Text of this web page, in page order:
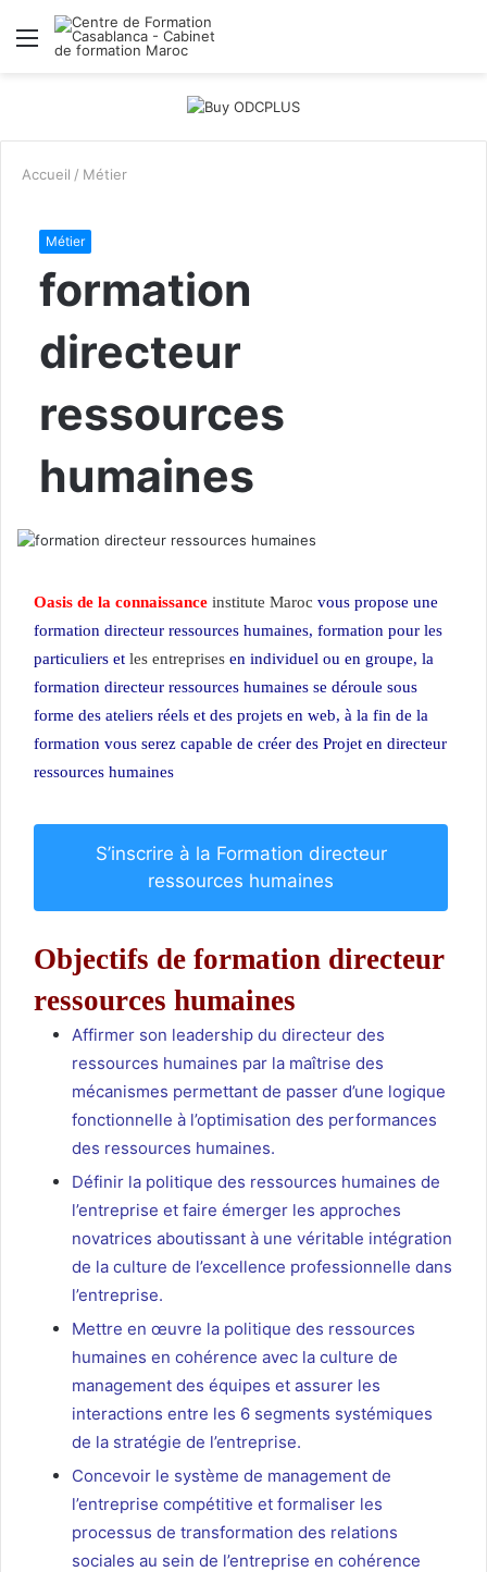
Menu
Accueil / Métier
Métier
formation
directeur
ressources
humaines
Oasis de la connaissance institute Maroc vous propose une
formation directeur ressources humaines, formation pour les
particuliers et les entreprises en individuel ou en groupe, la
formation directeur ressources humaines se déroule sous
forme des ateliers réels et des projets en web, à la fin de la
formation vous serez capable de créer des Projet en directeur
ressources humaines
S’inscrire à la Formation directeur
ressources humaines
Objectifs de formation directeur
ressources humaines
Affirmer son leadership du directeur des
ressources humaines par la maîtrise des
mécanismes permettant de passer d’une logique
fonctionnelle à l’optimisation des performances
des ressources humaines.
Définir la politique des ressources humaines de
l’entreprise et faire émerger les approches
novatrices aboutissant à une véritable intégration
de la culture de l’excellence professionnelle dans
l’entreprise.
Mettre en œuvre la politique des ressources
humaines en cohérence avec la culture de
management des équipes et assurer les
interactions entre les 6 segments systémiques
de la stratégie de l’entreprise.
Concevoir le système de management de
l’entreprise compétitive et formaliser les
processus de transformation des relations
sociales au sein de l’entreprise en cohérence